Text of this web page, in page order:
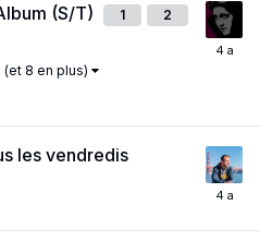
(S/T) 1 2
(et 8 en plus)
les vendredis